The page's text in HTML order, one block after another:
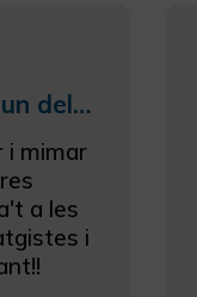
Relaxa't i notre't amb un dels nostres massatges i el nostre deliciós dinar biogourmet
i mimar
a les
i